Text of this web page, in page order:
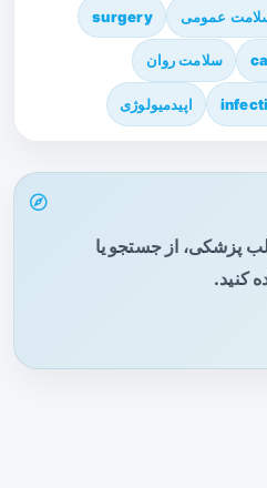
عمومی surgery
سلامت روان
اپیدمیولوژی
پزشکی، از جستجو یا
کنید.